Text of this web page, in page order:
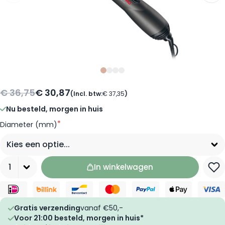
Slide
€ 36,75€ 30,87(Incl. btw:€ 37,35)
Nu besteld, morgen in huis
Diameter (mm)*
In winkelwagen
Gratis verzendingvanaf €50,-
Voor 21:00 besteld, morgen in huis*